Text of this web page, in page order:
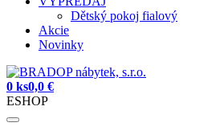
Dětský pokoj fialový
Akcie
Novinky
0 ks0,0 €
ESHOP